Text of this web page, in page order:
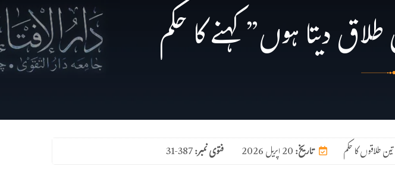
دیتا ہوں” کہنے کا حکم
فتوی نمبر:31-387 تاریخ:20 اپریل 2026 تین طلاقوں کا حکم